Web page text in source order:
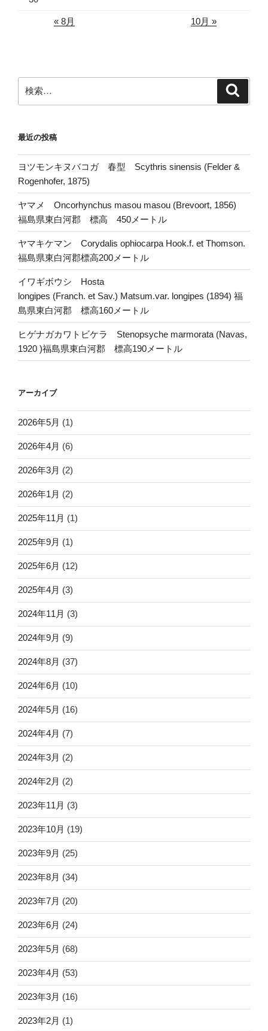
« 8月 10月 »
索:
最近の投稿
ヨツモンキヌバコガ 春型 Scythris sinensis (Felder &
Rogenhofer, 1875)
ヤマメ Oncorhynchus masou masou (Brevoort, 1856)
福島県東白河郡 標高 450メートル
ヤマキケマン Corydalis ophiocarpa Hook.f. et Thomson.
福島県東白河郡標高200メートル
イワギボウシ Hosta
longipes (Franch. et Sav.) Matsum.var. longipes (1894) 福
島県東白河郡 標高160メートル
ヒゲナガカワトビケラ Stenopsyche marmorata (Navas,
1920 )福島県東白河郡 標高190メートル
アーカイブ
2026年5月 (1)
2026年4月 (6)
2026年3月 (2)
2026年1月 (2)
2025年11月 (1)
2025年9月 (1)
2025年6月 (12)
2025年4月 (3)
2024年11月 (3)
2024年9月 (9)
2024年8月 (37)
2024年6月 (10)
2024年5月 (16)
2024年4月 (7)
2024年3月 (2)
2024年2月 (2)
2023年11月 (3)
2023年10月 (19)
2023年9月 (25)
2023年8月 (34)
2023年7月 (20)
2023年6月 (24)
2023年5月 (68)
2023年4月 (53)
2023年3月 (16)
2023年2月 (1)